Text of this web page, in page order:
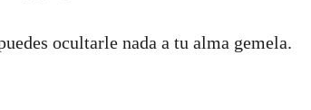
ocultarle nada a tu alma gemela.